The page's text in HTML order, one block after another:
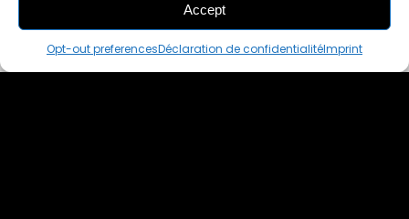
Accept
Opt-out preferencesDéclaration de confidentialitéImprint
THIS PAIR IS
ALREADY SOLD OUT